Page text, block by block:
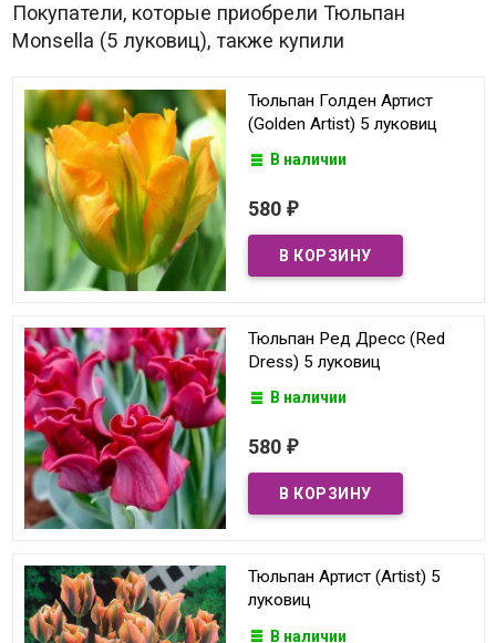
Покупатели, которые приобрели Тюльпан
Monsella (5 луковиц), также купили
Тюльпан Голден Артист
(Golden Artist) 5 луковиц
В наличии
580 ₽
Тюльпан Ред Дресс (Red
Dress) 5 луковиц
В наличии
580 ₽
Тюльпан Артист (Artist) 5
луковиц
В наличии